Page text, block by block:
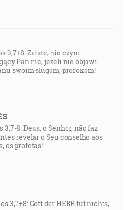
3,7+8: Zaiste, nie czyni
Pan nic, jeżeli nie objawi
swoim sługom, prorokom!
3,7-8: Deus, o Senhor, não faz
revelar o Seu conselho aos
os profetas!
3,7+8: Gott der HERR tut nichts,